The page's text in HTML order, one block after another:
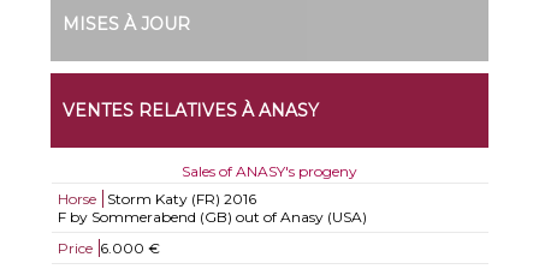
MISES À JOUR
VENTES RELATIVES À ANASY
Sales of ANASY's progeny
Horse
Storm Katy (FR) 2016
F by Sommerabend (GB) out of Anasy (USA)
Price 6.000 €